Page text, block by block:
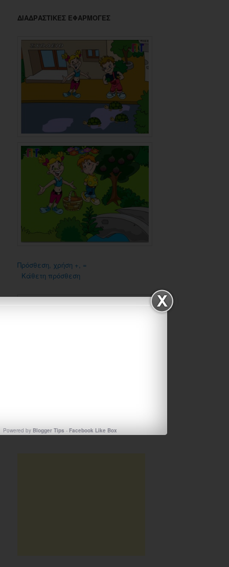
ΔΙΑΔΡΑΣΤΙΚΕΣ ΕΦΑΡΜΟΓΕΣ
Πρόσθεση, χρήση +, =
Κάθετη πρόσθεση
Powered by Blogger Tips - Facebook Like Box